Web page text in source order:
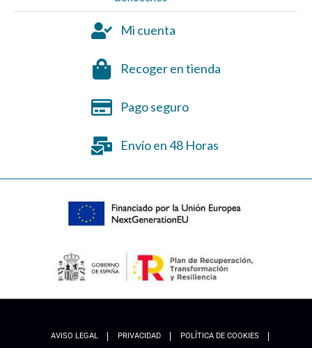
Mi cuenta
Recoger en tienda
Pago seguro
Envío en 48 Horas
AVISO LEGAL PRIVACIDAD POLÍTICA DE COOKIES